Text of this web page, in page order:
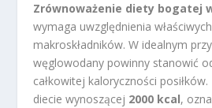
Zrównoważenie diety bogatej
wymaga uwzględnienia
makroskładników. W idealnym
węglowodany powinny stanowić
całkowitej kaloryczności
diecie wynoszącej 2000 kcal,